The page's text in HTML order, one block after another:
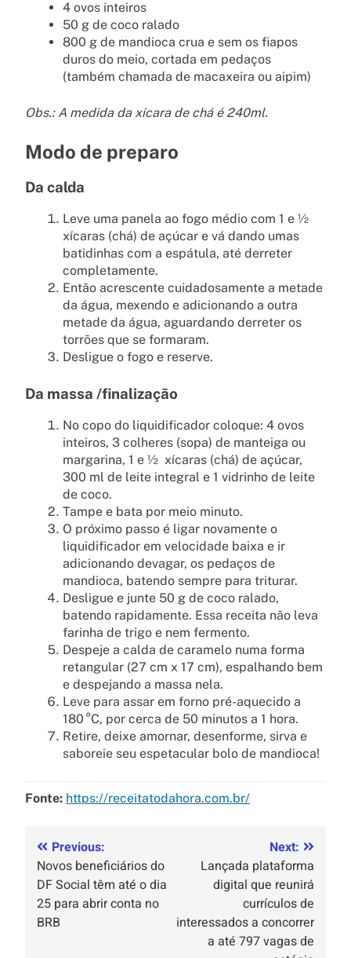
4 ovos inteiros
50 g de coco ralado
800 g de mandioca crua e sem os fiapos
duros do meio, cortada em pedaços
(também chamada de macaxeira ou aipim)
Obs.: A medida da xícara de chá é 240ml.
Modo de preparo
Da calda
Leve uma panela ao fogo médio com 1 e ½
xícaras (chá) de açúcar e vá dando umas
batidinhas com a espátula, até derreter
completamente.
Então acrescente cuidadosamente a metade
da água, mexendo e adicionando a outra
metade da água, aguardando derreter os
torrões que se formaram.
Desligue o fogo e reserve.
Da massa /finalização
No copo do liquidificador coloque: 4 ovos
inteiros, 3 colheres (sopa) de manteiga ou
margarina, 1 e ½ xícaras (chá) de açúcar,
300 ml de leite integral e 1 vidrinho de leite
de coco.
Tampe e bata por meio minuto.
O próximo passo é ligar novamente o
liquidificador em velocidade baixa e ir
adicionando devagar, os pedaços de
mandioca, batendo sempre para triturar.
Desligue e junte 50 g de coco ralado,
batendo rapidamente. Essa receita não leva
farinha de trigo e nem fermento.
Despeje a calda de caramelo numa forma
retangular (27 cm x 17 cm), espalhando bem
e despejando a massa nela.
Leve para assar em forno pré-aquecido a
180 °C, por cerca de 50 minutos a 1 hora.
Retire, deixe amornar, desenforme, sirva e
saboreie seu espetacular bolo de mandioca!
Fonte: https://receitatodahora.com.br/
Previous:
Novos beneficiários do
DF Social têm até o dia
25 para abrir conta no
BRB
Next:
Lançada plataforma
digital que reunirá
currículos de
interessados a concorrer
a até 797 vagas de